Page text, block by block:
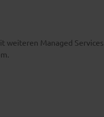
weiteren Managed